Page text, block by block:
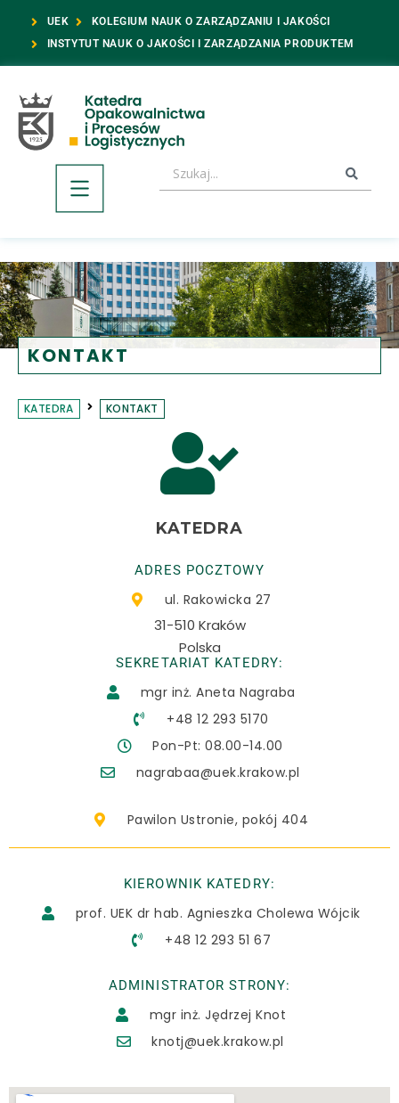
UEK
KOLEGIUM NAUK O ZARZĄDZANIU I JAKOŚCI
INSTYTUT NAUK O JAKOŚCI I ZARZĄDZANIA PRODUKTEM
KONTAKT
KATEDRA KONTAKT
KATEDRA
ADRES POCZTOWY
ul. Rakowicka 27
31-510 Kraków
Polska
SEKRETARIAT KATEDRY:
mgr inż. Aneta Nagraba
+48 12 293 5170
Pon-Pt: 08.00-14.00
nagrabaa@uek.krakow.pl
Pawilon Ustronie, pokój 404
KIEROWNIK KATEDRY:
prof. UEK dr hab. Agnieszka Cholewa Wójcik
+48 12 293 51 67
ADMINISTRATOR STRONY:
mgr inż. Jędrzej Knot
knotj@uek.krakow.pl